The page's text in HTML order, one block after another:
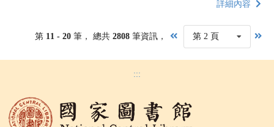
詳細內容
第 11 - 20 筆， 總共 2808筆資訊， 第 2 頁
:::